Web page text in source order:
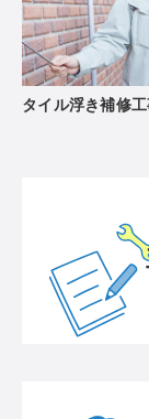
タイル浮き補修